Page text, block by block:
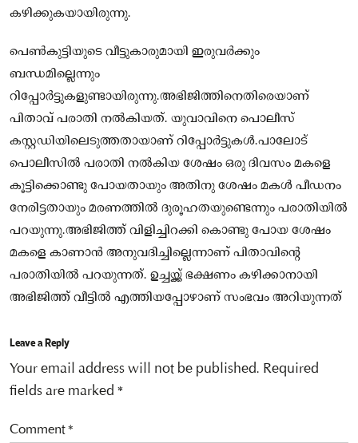
കഴിക്കുകയായിരുന്നു.
പെൺകുട്ടിയുടെ വീട്ടുകാരുമായി ഇരുവർക്കും
ബന്ധമില്ലെന്നും
റിപ്പോർ‌ട്ടുകളുണ്ടായിരുന്നു.അഭിജിത്തിനെതിരെയാണ്
പിതാവ് പരാതി നൽകിയത്. യുവാവിനെ പൊലീസ്
കസ്റ്റഡിയിലെടുത്തതായാണ് റിപ്പോർട്ടുകൾ.പാലോട്
പൊലീസിൽ പരാതി നൽകിയ ശേഷം ഒരു ദിവസം മകളെ
കൂട്ടിക്കൊണ്ടു പോയതായും അതിനു ശേഷം മകൾ പീഡനം
നേരിട്ടതായും മരണത്തിൽ ദുരൂഹതയുണ്ടെന്നും പരാതിയിൽ
പറയുന്നു.അഭിജിത്ത് വിളിച്ചിറക്കി കൊണ്ടു പോയ ശേഷം
മകളെ കാണാൻ അനുവദിച്ചില്ലെന്നാണ് പിതാവിന്റെ
പരാതിയിൽ പറയുന്നത്. ഉച്ചയ്ക്ക് ഭക്ഷണം കഴിക്കാനായി
അഭിജിത്ത് വീട്ടിൽ എത്തിയപ്പോഴാണ് സംഭവം അറിയുന്നത്
Leave a Reply
Your email address will not be published. Required
fields are marked *
Comment*